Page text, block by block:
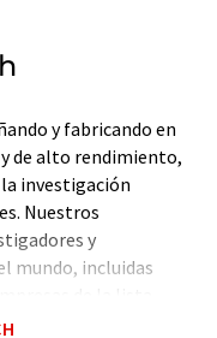
y fabricando en
de alto rendimiento,
investigación
Nuestros
y
mundo, incluidas